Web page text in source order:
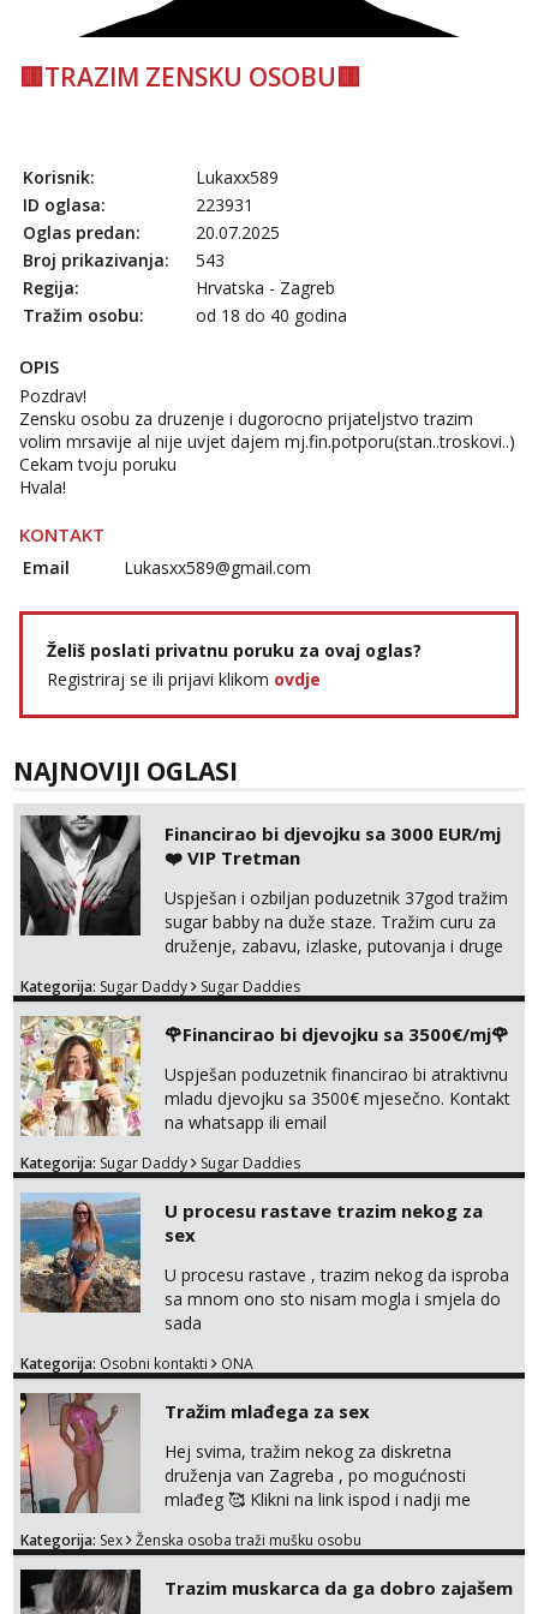
🟥TRAZIM ZENSKU OSOBU🟥
Korisnik:
Lukaxx589
ID oglasa:
223931
Oglas predan:
20.07.2025
Broj prikazivanja:
543
Regija:
Hrvatska - Zagreb
Tražim osobu:
od 18 do 40 godina
OPIS
Pozdrav!
Zensku osobu za druzenje i dugorocno prijateljstvo trazim
volim mrsavije al nije uvjet dajem mj.fin.potporu(stan..troskovi..)
Cekam tvoju poruku
Hvala!
KONTAKT
Email Lukasxx589@gmail.com
Želiš poslati privatnu poruku za ovaj oglas?
Registriraj se ili prijavi klikom ovdje
NAJNOVIJI OGLASI
Financirao bi djevojku sa 3000 EUR/mj
❤️ VIP Tretman
Uspješan i ozbiljan poduzetnik 37god tražim
sugar babby na duže staze. Tražim curu za
druženje, zabavu, izlaske, putovanja i druge
otvorena, komunikativna, zgodna i atraktivna
markodalic37@gmail.com
Kategorija: Sugar Daddy Sugar Daddies
🌹Financirao bi djevojku sa 3500€/mj🌹
Uspješan poduzetnik financirao bi atraktivnu
mladu djevojku sa 3500€ mjesečno. Kontakt
na whatsapp ili email
Kategorija: Sugar Daddy Sugar Daddies
U procesu rastave trazim nekog za
sex
U procesu rastave , trazim nekog da isproba
sa mnom ono sto nisam mogla i smjela do
sada
Kategorija: Osobni kontakti ONA
Tražim mlađega za sex
Hej svima, tražim nekog za diskretna
druženja van Zagreba , po mogućnosti
mlađeg 🥰 Klikni na link ispod i nadji me
Kategorija: Sex Ženska osoba traži mušku osobu
Trazim muskarca da ga dobro zajašem